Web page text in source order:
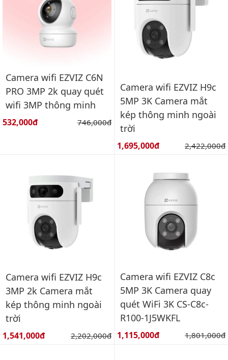
Camera wifi EZVIZ C6N
PRO 3MP 2k quay quét
wifi 3MP thông minh
Giá bán:
532,000đ Giá gốc:
746,000đ
Camera wifi EZVIZ H9c
5MP 3K Camera mắt
kép thông minh ngoài
trời
Giá bán:
1,695,000đ Giá gốc:
2,422,000đ
Camera wifi EZVIZ H9c
3MP 2k Camera mắt
kép thông minh ngoài
trời
Giá bán:
1,541,000đ Giá gốc:
2,202,000đ
Camera wifi EZVIZ C8c
5MP 3K Camera quay
quét WiFi 3K CS-C8c-
R100-1J5WKFL
Giá bán:
1,115,000đ Giá gốc:
1,801,000đ